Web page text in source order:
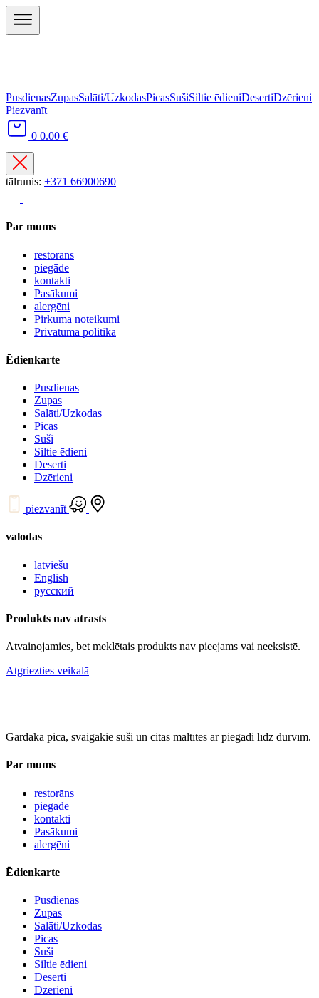
PusdienasZupasSalāti/UzkodasPicasSušiSiltie ēdieniDesertiDzērieni
Piezvanīt
0 0.00 €
tālrunis: +371 66900690
Par mums
restorāns
piegāde
kontakti
Pasākumi
alergēni
Pirkuma noteikumi
Privātuma politika
Ēdienkarte
Pusdienas
Zupas
Salāti/Uzkodas
Picas
Suši
Siltie ēdieni
Deserti
Dzērieni
piezvanīt
valodas
latviešu
English
русский
Produkts nav atrasts
Atvainojamies, bet meklētais produkts nav pieejams vai neeksistē.
Atgriezties veikalā
Gardākā pica, svaigākie suši un citas maltītes ar piegādi līdz durvīm.
Par mums
restorāns
piegāde
kontakti
Pasākumi
alergēni
Ēdienkarte
Pusdienas
Zupas
Salāti/Uzkodas
Picas
Suši
Siltie ēdieni
Deserti
Dzērieni